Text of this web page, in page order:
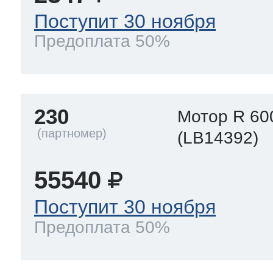
Поступит 30 ноября
Предоплата 50%
230
Мотор R
(LB14392)
55540
Поступит 30 ноября
Предоплата 50%